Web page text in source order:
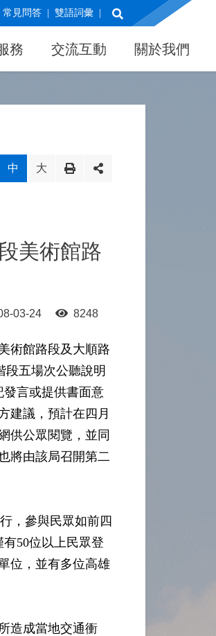
常見問答 雙語詞彙 展開搜尋
務 交流互動 關於我們
中 大
美術館路
03-24 8248
術館路段及大順路
段五場次公聽說明
發言或提供書面意
建議，預計在四月
供公眾閱覽，並同
將由該局召開第二
，參與民眾如前四
50位以上民眾登
位，並有多位高雄
造成當地交通衝